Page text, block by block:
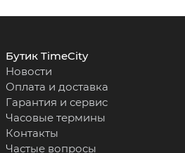
Бутик TimeCity
Новости
Оплата и доставка
Гарантия и сервис
Часовые термины
Контакты
Частые вопросы